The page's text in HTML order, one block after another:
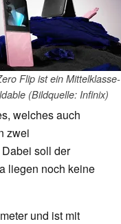
Flip ist ein Mittelklasse-
(Bildquelle: Infinix)
welches auch
zwei
soll der
liegen noch keine
und ist mit